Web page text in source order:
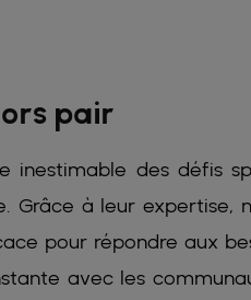
pair
inestimable des défis
Grâce à leur expertise,
pour répondre aux
avec les